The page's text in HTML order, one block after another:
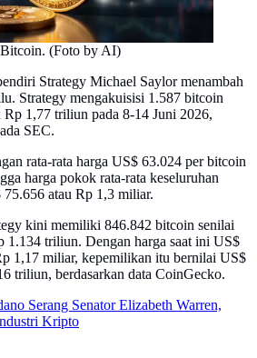
(Foto by AI)
Strategy Michael Saylor menambah
Strategy mengakuisisi 1.587 bitcoin
1,77 triliun pada 8-14 Juni 2026,
SEC.
rata-rata harga US$ 63.024 per bitcoin
harga pokok rata-rata keseluruhan
atau Rp 1,3 miliar.
kini memiliki 846.842 bitcoin senilai
1.134 triliun. Dengan harga saat ini US$
1,17 miliar, kepemilikan itu bernilai US$
triliun, berdasarkan data CoinGecko.
Serang Senator Elizabeth Warren,
Kripto